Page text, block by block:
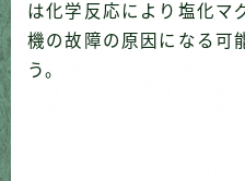
は化学反応により塩化マ
機の故障の原因になる可
う。